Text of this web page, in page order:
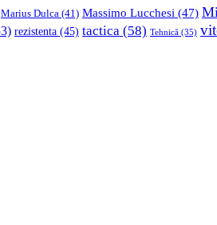
Marius Dulca (41) Massimo Lucchesi (47)
rezistenta (45) tactica (58) Tehnică (35)